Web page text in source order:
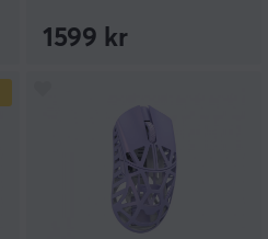
1599 kr